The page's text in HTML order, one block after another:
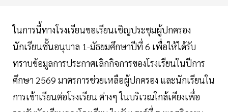
ในการนี้ทางโรงเรียนขอเรียนเชิญประชุมผู้ปกครอง
นักเรียนชั้นอนุบาล 1-มัธยมศึกษาปีที่ 6 เพื่อให้ได้รับ
ทราบข้อมูลการประกาศเลิกกิจการของโรงเรียนในปีการ
ศึกษา 2569 มาตรการช่วยเหลือผู้ปกครอง และนักเรียนใน
การเข้าเรียนต่อโรงเรียน ต่างๆ ในบริเวณใกล้เคียงเพื่อ